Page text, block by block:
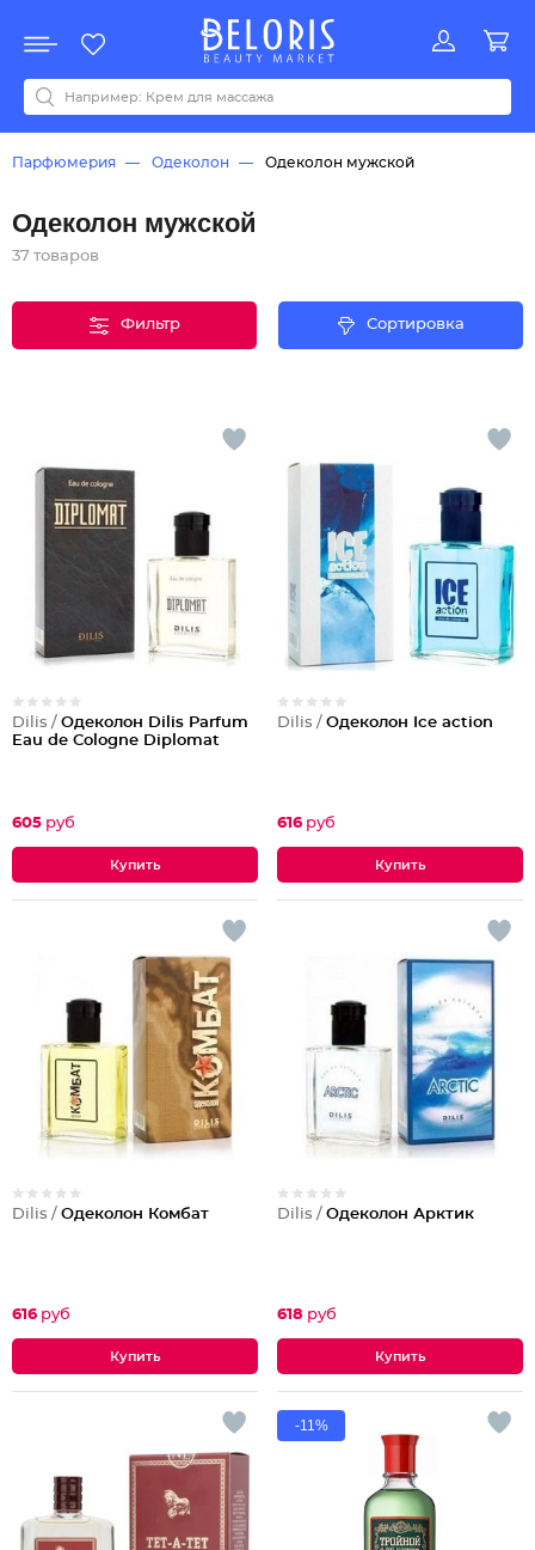
Акции
Все бренды
0-9ABCDEFGHIJKLMNOPQRSTUVWYZАБВДЗИМОКЛНПРСТУФ
Парфюмерия Одеколон Одеколон мужской
Одеколон мужской
37 товаров
Фильтр Сортировка
Dilis / Одеколон Dilis Parfum
Eau de Cologne Diplomat
605 руб
Dilis / Одеколон Ice action
616 руб
Dilis / Одеколон Комбат
616 руб
Dilis / Одеколон Арктик
618 руб
-11%